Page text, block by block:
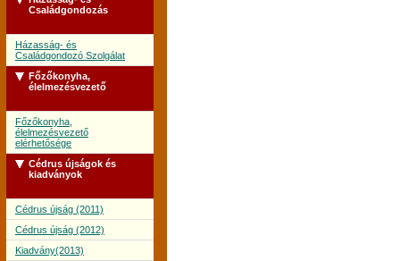
Családgondozás
Házasság- és
Családgondozó Szolgálat
Főzőkonyha,
élelmezésvezető
Főzőkonyha,
élelmezésvezető
elérhetősége
Cédrus újságok és
kiadványok
Cédrus újság (2011)
Cédrus újság (2012)
Kiadvány(2013)